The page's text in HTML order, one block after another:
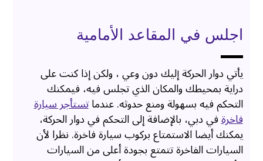
اجلس في المقاعد الأمامية
يأتي دوار الحركة إليك دون وعي ، ولكن إذا كنت على
دراية بمحيطك والمكان الذي تجلس فيه، فيمكنك
التحكم فيه بسهولة ومنع حدوثه. عندماتستأجر سيارة
فاخرةفي دبي، بالإضافة إلى التحكم في دوار الحركة،
يمكنك أيضا الاستمتاع بركوب سيارة فاخرة. نظرا لأن
السيارات الفاخرة تتمتع بجودة أعلى من السيارات